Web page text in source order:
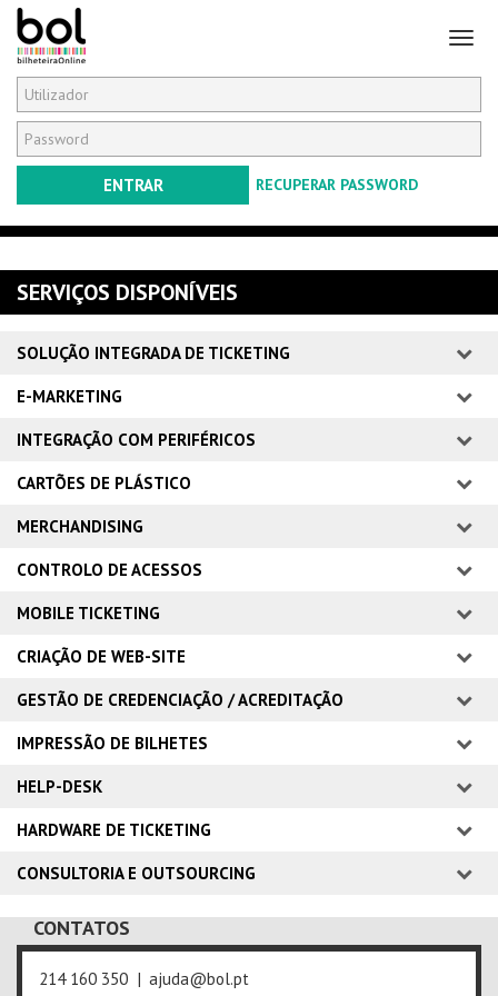
SERVIÇOS DISPONÍVEIS
SOLUÇÃO INTEGRADA DE TICKETING
E-MARKETING
INTEGRAÇÃO COM PERIFÉRICOS
CARTÕES DE PLÁSTICO
MERCHANDISING
CONTROLO DE ACESSOS
MOBILE TICKETING
CRIAÇÃO DE WEB-SITE
GESTÃO DE CREDENCIAÇÃO / ACREDITAÇÃO
IMPRESSÃO DE BILHETES
HELP-DESK
HARDWARE DE TICKETING
CONSULTORIA E OUTSOURCING
CONTATOS
214 160 350 ajuda@bol.pt